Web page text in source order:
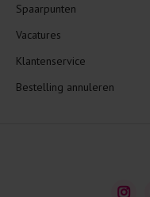
Spaarpunten
Vacatures
Klantenservice
Bestelling annuleren